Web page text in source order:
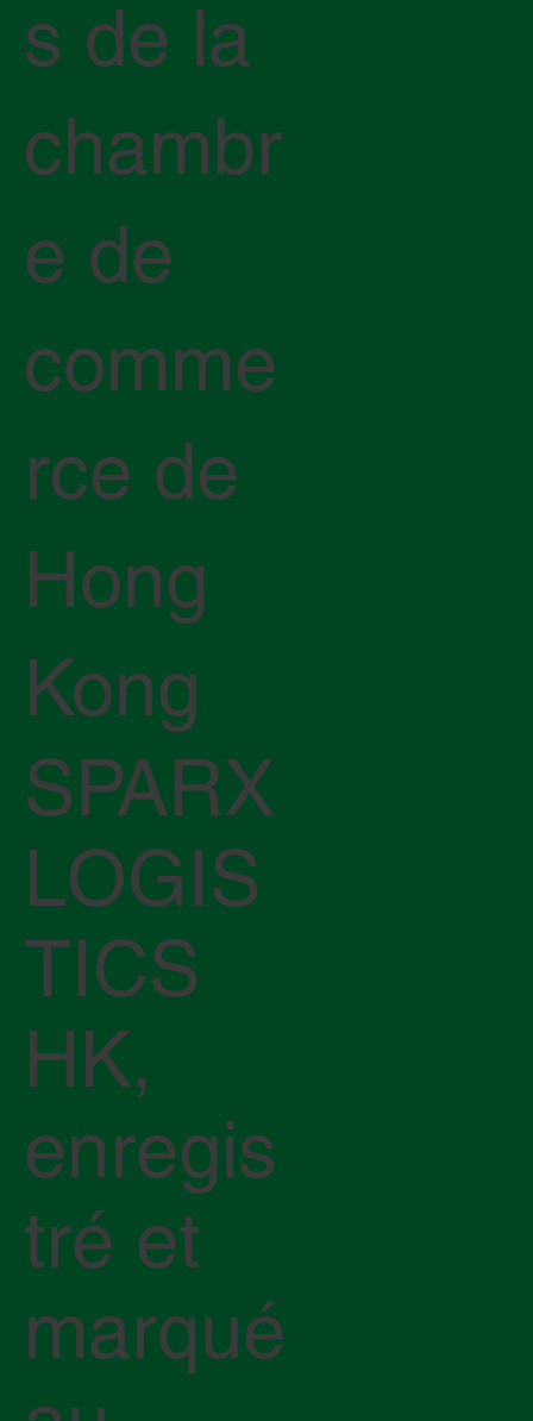
s de la
chambr
e de
comme
rce de
Hong
Kong
SPARX
LOGIS
TICS
HK,
enregis
tré et
marqué